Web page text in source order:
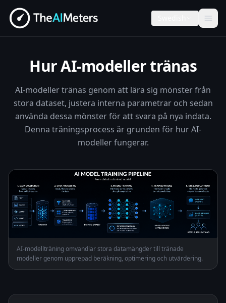
Hur AI-modeller tränas
AI-modeller tränas genom att lära sig mönster från
stora dataset, justera interna parametrar och sedan
använda dessa mönster för att svara på nya indata.
Denna träningsprocess är grunden för hur AI-
modeller fungerar.
AI-modellträning omvandlar stora datamängder till tränade
modeller genom upprepad beräkning, optimering och utvärdering.